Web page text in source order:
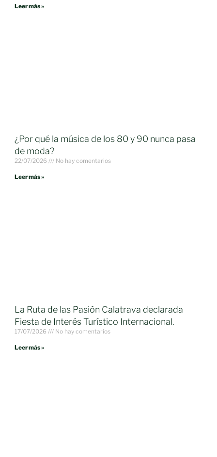
Leer más »
¿Por qué la música de los 80 y 90 nunca pasa
de moda?
22/07/2026 No hay comentarios
Leer más »
La Ruta de las Pasión Calatrava declarada
Fiesta de Interés Turístico Internacional.
17/07/2026 No hay comentarios
Leer más »